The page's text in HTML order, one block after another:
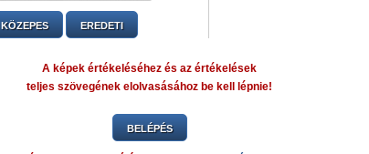
KÖZEPES EREDETI
A képek értékeléséhez és az értékelések
teljes szövegének elolvasásához be kell lépnie!
BELÉPÉS